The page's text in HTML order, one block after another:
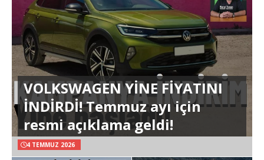
VOLKSWAGEN YİNE FİYATINI
İNDİRDİ! Temmuz ayı için
resmi açıklama geldi!
4 TEMMUZ 2026